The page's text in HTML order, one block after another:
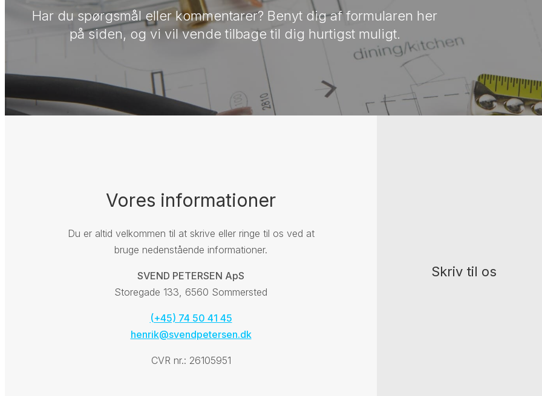
Har du spørgsmål eller kommentarer? Benyt dig af formularen her
på siden, og vi vil vende tilbage til dig hurtigst muligt.
Vores informationer
Du er altid velkommen til at skrive eller ringe til os ved at
bruge nedenstående informationer.
SVEND PETERSEN ApS
Storegade 133, 6560 Sommersted
(+45) 74 50 41 45
henrik@svendpetersen.dk
CVR nr.: 26105951
Skriv til os